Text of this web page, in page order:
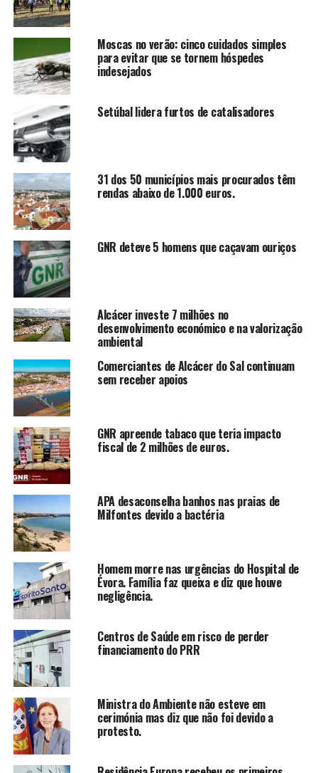
Moscas no verão: cinco cuidados simples
para evitar que se tornem hóspedes
indesejados
Setúbal lidera furtos de catalisadores
31 dos 50 municípios mais procurados têm
rendas abaixo de 1.000 euros.
GNR deteve 5 homens que caçavam ouriços
Alcácer investe 7 milhões no
desenvolvimento económico e na valorização
ambiental
Comerciantes de Alcácer do Sal continuam
sem receber apoios
GNR apreende tabaco que teria impacto
fiscal de 2 milhões de euros.
APA desaconselha banhos nas praias de
Milfontes devido a bactéria
Homem morre nas urgências do Hospital de
Évora. Família faz queixa e diz que houve
negligência.
Centros de Saúde em risco de perder
financiamento do PRR
Ministra do Ambiente não esteve em
cerimónia mas diz que não foi devido a
protesto.